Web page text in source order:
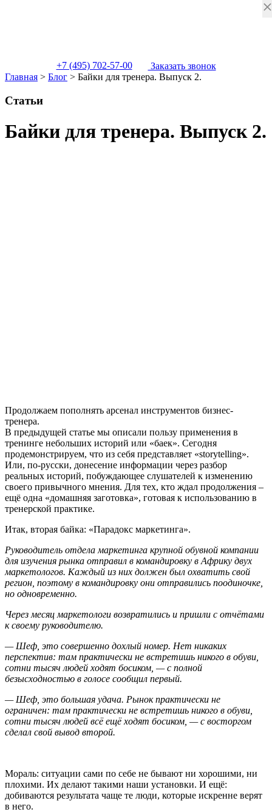
+7 (495) 702-57-00
Заказать звонок
Главная > Блог > Байки для тренера. Выпуск 2.
Статьи
Байки для тренера. Выпуск 2.
Продолжаем пополнять арсенал инструментов бизнес-
тренера.
В предыдущей статье мы описали пользу применения в
тренинге небольших историй или «баек». Сегодня
продемонстрируем, что из себя представляет «storytelling».
Или, по-русски, донесение информации через разбор
реальных историй, побуждающее слушателей к изменению
своего привычного мнения. Для тех, кто ждал продолжения –
ещё одна «домашняя заготовка», готовая к использованию в
тренерской практике.
Итак, вторая байка: «Парадокс маркетинга».
Руководитель отдела маркетинга крупной обувной компании
для изучения рынка отправил в командировку в Африку двух
маркетологов. Каждый из них должен был охватить свой
регион, поэтому в командировку они отправились поодиночке,
но одновременно.
Через месяц маркетологи возвратились и пришли с отчётами
к своему руководителю.
— Шеф, это совершенно дохлый номер. Нет никаких
перспектив: там практически не встретишь никого в обуви,
сотни тысяч людей ходят босиком, — с полной
безысходностью в голосе сообщил первый.
— Шеф, это большая удача. Рынок практически не
ограничен: там практически не встретишь никого в обуви,
сотни тысяч людей всё ещё ходят босиком, — с восторгом
сделал свой вывод второй.
Мораль: ситуации сами по себе не бывают ни хорошими, ни
плохими. Их делают такими наши установки. И ещё:
добиваются результата чаще те люди, которые искренне верят
в него.
×
×
×